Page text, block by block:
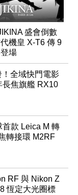
盛會倒數
機皇 X-T6 傳 9
場
全域快門電影
長焦旗艦 RX10
首款 Leica M 轉
轉接環 M2RF
RF 與 Nikon Z
恆定大光圈標